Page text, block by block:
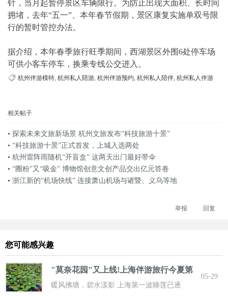
针，当月起暂停景区车辆限行。为防止出现大面积、长时间
拥堵，去年“五一”、本年春节假期，景区康复实施单双号限
行的暂时管控办法。
据介绍，本年春季旅行旺季期间，西湖景区外围6处停车场
可供小客车停车，换乘专线公交进入。
杭州伴游模特, 杭州私人陪游, 杭州伴游预约, 杭州私人陪伴, 杭州私人伴游
相关帖子
• 探索未来文旅新场景 杭州文旅发布“科技旅游十景”
• “科技旅游十景”正式首发，上城入选两处
• 杭州雷阵雨随机“开盲盒” 这两天出门最好带伞
• “圈粉”又“吸金” 博物馆创意文创产品交出亿元答卷
• 浙江新的“机场快线” 连接萧山机场与诸暨、义乌等地
回复
举报
您可能感兴趣
"莫奈花园"又上线!上海伴游旅行今夏第
一波
暖风拂塘，碧水漾影 上海第一波睡莲已逐
05-29